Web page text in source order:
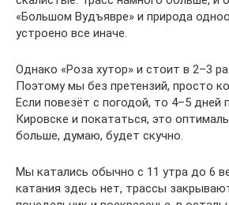
«Большом Вудъявре» и природа
устроено все иначе.
Однако «Роза хутор» и стоит в 2–3
Поэтому мы без претензий, просто
Если повезёт с погодой, то 4–5 дней
Кировске и покататься, это
больше, думаю, будет скучно.
Мы катались обычно с 11 утра до 6
катания здесь нет, трассы